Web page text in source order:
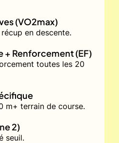
(VO2max)
en descente.
+ Renforcement (EF)
toutes les 20
m+ terrain de course.
2)
seuil.